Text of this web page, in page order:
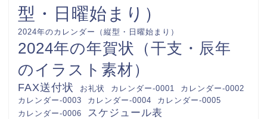
型・日曜始まり）
2024年のカレンダー（縦型・日曜始まり）
2024年の年賀状（干支・辰年
のイラスト素材）
FAX送付状 お礼状 カレンダー-0001
カレンダー-0002
カレンダー-0003
カレンダー-0004
カレンダー-0005
カレンダー-0006
スケジュール表